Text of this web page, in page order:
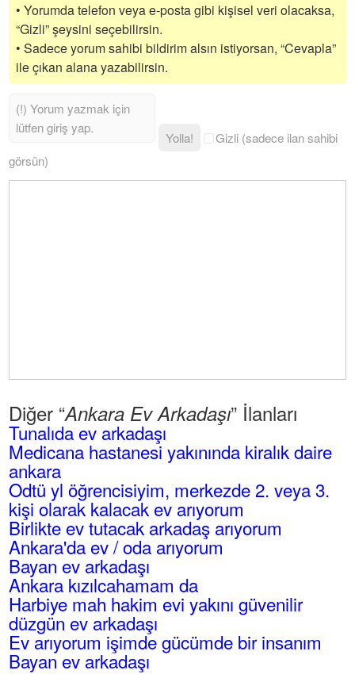
• Yorumda telefon veya e-posta gibi kişisel veri olacaksa,
“Gizli” şeysini seçebilirsin.
• Sadece yorum sahibi bildirim alsın istiyorsan, “Cevapla”
ile çıkan alana yazabilirsin.
Yolla!
Gizli (sadece ilan sahibi
görsün)
Diğer “Ankara Ev Arkadaşı” İlanları
Tunalıda ev arkadaşı
Medicana hastanesi yakınında kiralık daire
ankara
Odtü yl öğrencisiyim, merkezde 2. veya 3.
kişi olarak kalacak ev arıyorum
Birlikte ev tutacak arkadaş arıyorum
Ankara'da ev / oda arıyorum
Bayan ev arkadaşı
Ankara kızılcahamam da
Harbiye mah hakim evi yakını güvenilir
düzgün ev arkadaşı
Ev arıyorum işimde gücümde bir insanım
Bayan ev arkadaşı